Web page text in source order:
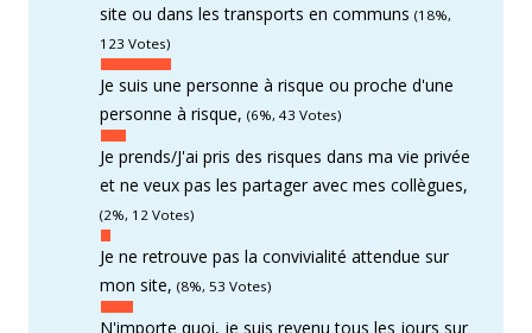
site ou dans les transports en communs (18%,
123 Votes)
Je suis une personne à risque ou proche d'une
personne à risque, (6%, 43 Votes)
Je prends/J'ai pris des risques dans ma vie privée
et ne veux pas les partager avec mes collègues,
(2%, 12 Votes)
Je ne retrouve pas la convivialité attendue sur
mon site, (8%, 53 Votes)
N'importe quoi, je suis revenu tous les jours sur